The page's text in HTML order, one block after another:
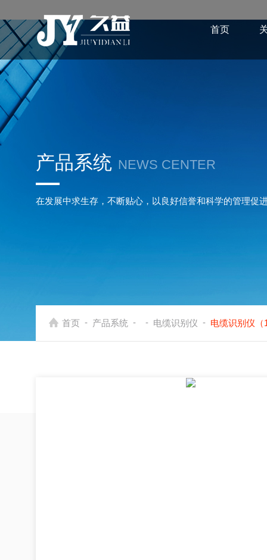
首页
产品系统 NEWS CENTER
在发展中求生存，不断贴心，以良好信誉和科学的管理促
首页 - 产品系统 - - 电缆识别仪 - 电缆识别仪